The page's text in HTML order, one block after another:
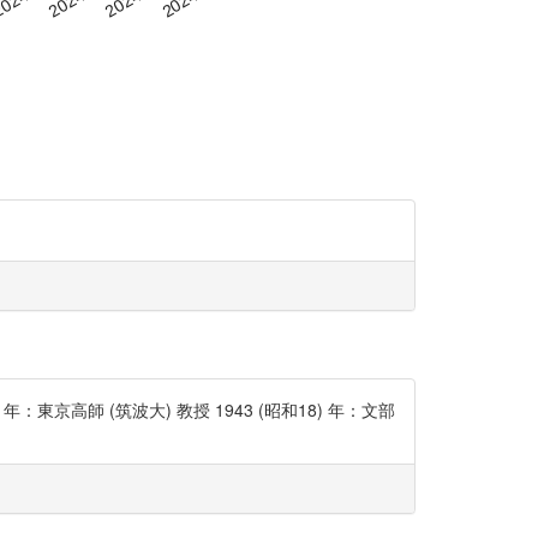
：東京高師 (筑波大) 教授 1943 (昭和18) 年：文部